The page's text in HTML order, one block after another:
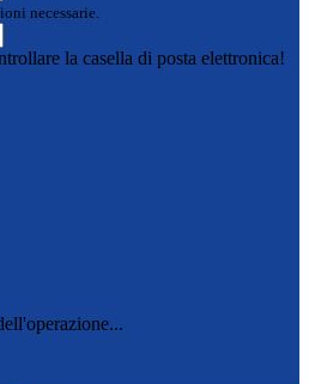
necessarie.
la casella di posta elettronica!